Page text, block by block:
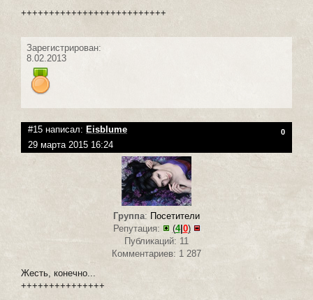
++++++++++++++++++++++++++
Зарегистрирован:
8.02.2013
#15 написал: Eisblume 0
29 марта 2015 16:24
Группа: Посетители
Репутация:
(4|0)
Публикаций: 11
Комментариев: 1 287
Жесть, конечно...
+++++++++++++++